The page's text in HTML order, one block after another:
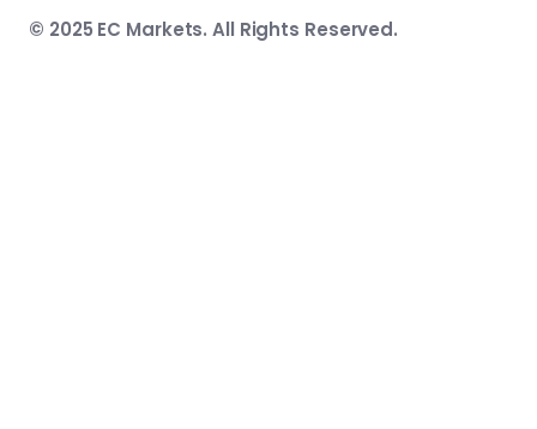
© 2025 EC Markets. All Rights Reserved.